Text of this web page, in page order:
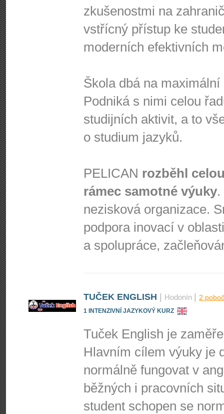
zkušenostmi na
vstřícný přístup ke
moderních efektivních
Škola dbá na
Podniká s nimi celou
studijních aktivit, a to
o studium jazyků.
PELICAN rozběhl
rámec samotné výuky
nezisková organizace.
podpora inovací v
a spolupráce,
TUČEK ENGLISH Hodonín 2
1 INTENZIVNÍ JAZYKOVÝ KURZ
Tuček English je
Hlavním cílem výuky je
normálně fungovat v
běžných i pracovních
student schopen se